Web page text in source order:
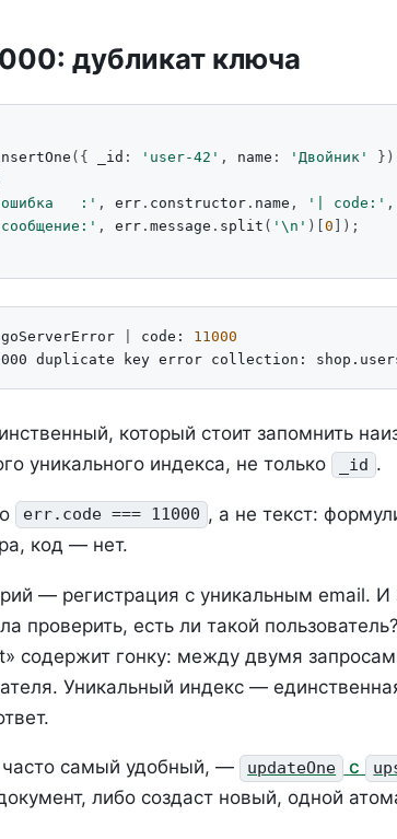
дубликат ключа
({ _id : 'user-42' , name : 'Двойник'
:' , err . constructor . name , '| code:' ,
, err . message . split ( '\n' )[ 0 ]);
code: 11000
который стоит запомнить
уникального индекса, не только
_id .
err.code === 11000 , а не текст:
код — нет.
— регистрация с уникальным email. И
проверить, есть ли такой пользователь?
содержит гонку: между двумя
Уникальный индекс —
часто самый удобный, — updateOne с
либо создаст новый, одной